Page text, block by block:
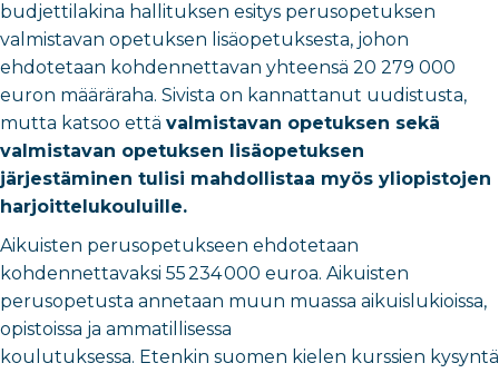
budjettilakina hallituksen esitys perusopetuksen
valmistavan opetuksen lisäopetuksesta, johon
ehdotetaan kohdennettavan yhteensä 20 279 000
euron määräraha. Sivista on kannattanut uudistusta,
mutta katsoo että valmistavan opetuksen sekä
valmistavan opetuksen lisäopetuksen
järjestäminen tulisi mahdollistaa myös yliopistojen
harjoittelukouluille.
Aikuisten perusopetukseen ehdotetaan
kohdennettavaksi 55 234 000 euroa. Aikuisten
perusopetusta annetaan muun muassa aikuislukioissa,
opistoissa ja ammatillisessa
koulutuksessa. Etenkin suomen kielen kurssien kysyntä